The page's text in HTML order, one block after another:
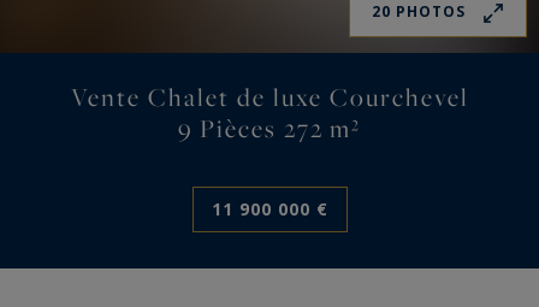
20 PHOTOS
Vente Chalet de luxe Courchevel
9 Pièces 272 m²
11 900 000 €